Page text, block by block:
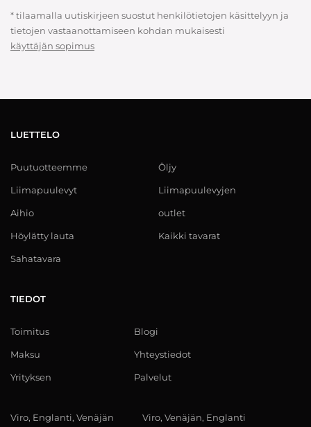
* tilaamalla uutiskirjeen suostut henkilötietojen käsittelyyn ja
tietojen vastaanottamiseen kohdan mukaisesti
käyttäjän sopimus
LUETTELO
Puutuotteemme
Liimapuulevyt
Aihio
Höylätty lauta
Sahatavara
Öljy
Liimapuulevyjen
outlet
Kaikki tavarat
TIEDOT
Toimitus
Maksu
Yrityksen
Blogi
Yhteystiedot
Palvelut
Viro, Englanti, Venäjän Viro, Venäjän, Englanti